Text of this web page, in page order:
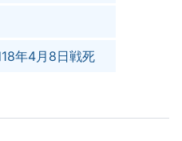
年4月8日戦死